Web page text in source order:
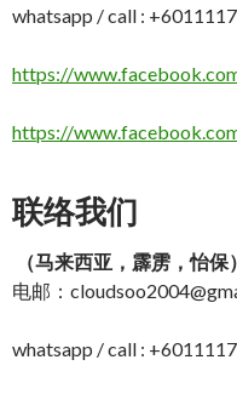
whatsapp / call :
https://
https://
联络我们
（马来西亚，霹雳，怡保）
电邮：
whatsapp / call :